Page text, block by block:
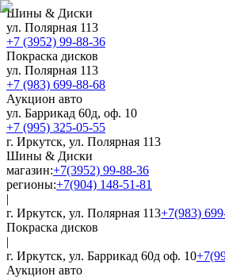
Шины & Диски
ул. Полярная 113
+7 (3952) 99-88-36
Покраска дисков
ул. Полярная 113
+7 (983) 699-88-68
Аукцион авто
ул. Баррикад 60д, оф. 10
+7 (995) 325-05-55
г. Иркутск, ул. Полярная 113
Шины & Диски
магазин:+7(3952) 99-88-36
регионы:+7(904) 148-51-81
|
г. Иркутск, ул. Полярная 113+7(983)
Покраска дисков
|
г. Иркутск, ул. Баррикад 60д оф. 10
Аукцион авто